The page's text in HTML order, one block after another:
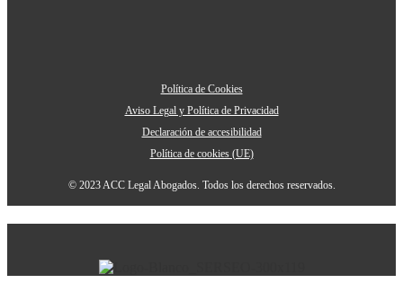
Política de Cookies
Aviso Legal y Política de Privacidad
Declaración de accesibilidad
Política de cookies (UE)
© 2023 ACC Legal Abogados. Todos los derechos reservados.